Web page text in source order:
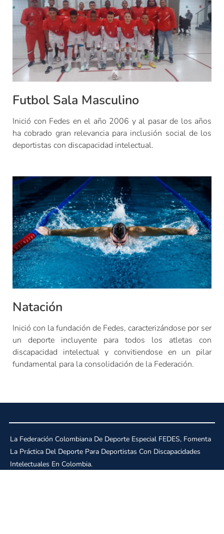
Futbol Sala Masculino
Inició con Fedes en el año 2006 y al pasar de los años
ha cobrado gran relevancia para inclusión social de los
deportistas con discapacidad intelectual.
Natación
Inició con la fundación de Fedes, caracterizándose por ser
un deporte incluyente para todos los atletas con
discapacidad intelectual y convitiendose en un pilar
fundamental para la consolidación de la Federación.
La Federación Colombiana De Deporte Especial FEDES, Fomenta
La Práctica Del Deporte Para Deportistas Con Discapacidades
Intelectuales En Colombia.